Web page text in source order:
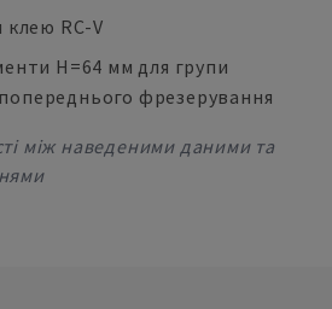
клею RC-V
H=64 мм для групи
фрезерування
між наведеними даними та